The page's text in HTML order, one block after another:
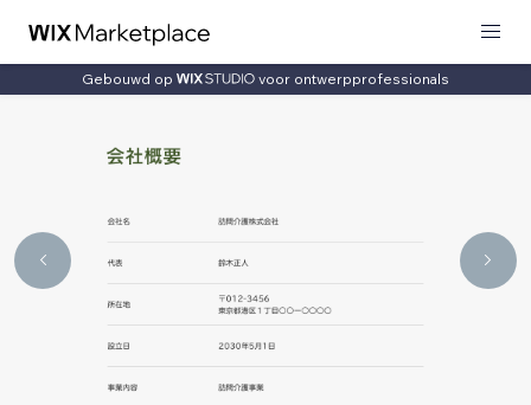
Gebouwd op voor ontwerpprofessionals